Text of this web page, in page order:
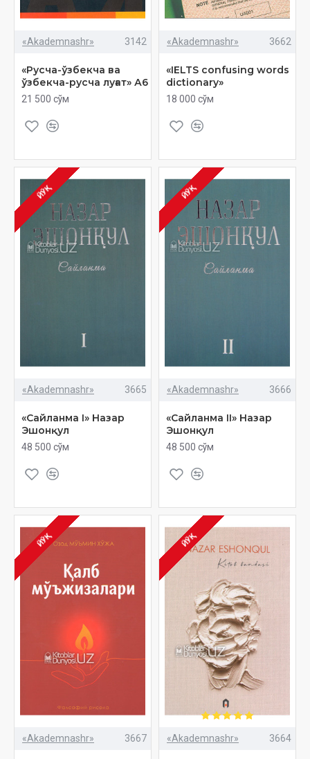
«Akademnashr» 3142
«Русча-ўзбекча ва
ўзбекча-русча луғат» А6
21 500 сўм
«Akademnashr» 3662
«IELTS confusing words
dictionary»
18 000 сўм
ЙЎҚ
«Akademnashr» 3665
«Сайланма I» Назар
Эшонқул
48 500 сўм
ЙЎҚ
«Akademnashr» 3666
«Сайланма II» Назар
Эшонқул
48 500 сўм
ЙЎҚ
«Akademnashr» 3667
ЙЎҚ
«Akademnashr» 3664